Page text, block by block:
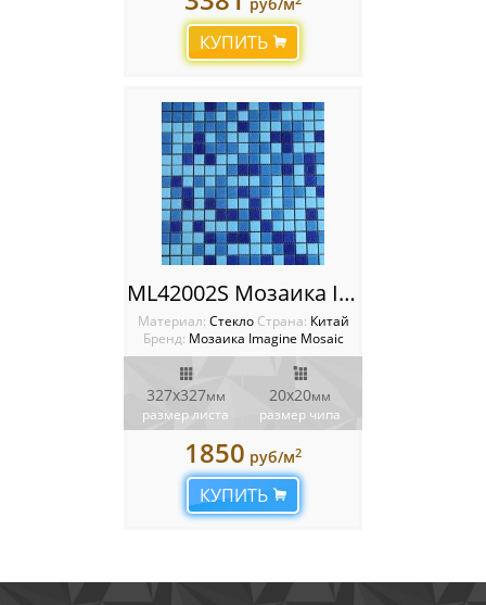
КУПИТЬ
ML42002S Мозаика Imagine
Материал: Стекло Cтрана: Китай
Бренд: Мозаика Imagine Mosaic
327х327мм
размер листа
20х20мм
размер чипа
1850 руб/м2
КУПИТЬ